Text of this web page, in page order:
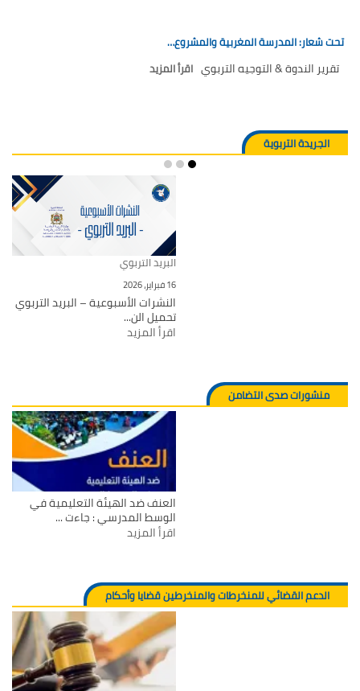
تحت شعار: المدرسة المغربية والمشروع…
تقرير الندوة & التوجيه التربوي اقرأ المزيد
الجريدة التربوية
البريد التربوي
16 فبراير، 2026
النشرات الأسبوعية – البريد التربوي
تحميل الن...
اقرأ المزيد
منشورات صدى التضامن
العنف ضد الهيئة التعليمية في
الوسط المدرسي : جاءت ...
اقرأ المزيد
الدعم القضائي للمنخرطات والمنخرطين قضايا وأحكام